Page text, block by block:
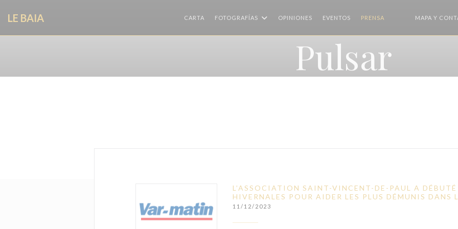
LE BAIA CARTA FOTOGRAFÍAS OPINIONES EVENTOS PRENSA MAPA Y
Pulsar
L’ASSOCIATION SAINT-VINCENT-DE-PAUL A DÉBUTÉ
HIVERNALES POUR AIDER LES PLUS DÉMUNIS DANS
11/12/2023